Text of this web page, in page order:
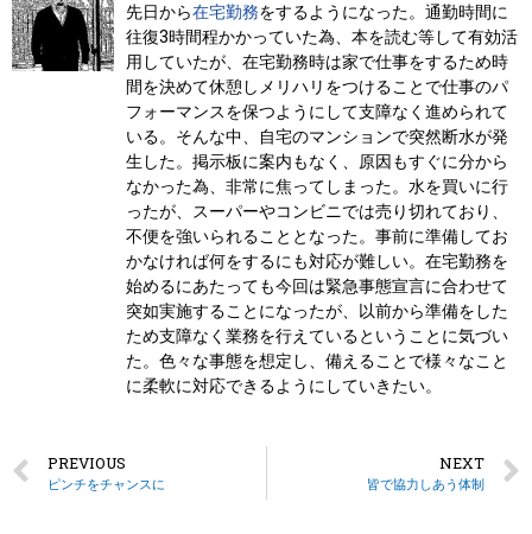
先日から在宅勤務をするようになった。通勤時間に
往復3時間程かかっていた為、本を読む等して有効活
用していたが、在宅勤務時は家で仕事をするため時
間を決めて休憩しメリハリをつけることで仕事のパ
フォーマンスを保つようにして支障なく進められて
いる。そんな中、自宅のマンションで突然断水が発
生した。掲示板に案内もなく、原因もすぐに分から
なかった為、非常に焦ってしまった。水を買いに行
ったが、スーパーやコンビニでは売り切れており、
不便を強いられることとなった。事前に準備してお
かなければ何をするにも対応が難しい。在宅勤務を
始めるにあたっても今回は緊急事態宣言に合わせて
突如実施することになったが、以前から準備をした
ため支障なく業務を行えているということに気づい
た。色々な事態を想定し、備えることで様々なこと
に柔軟に対応できるようにしていきたい。
PREVIOUS
ピンチをチャンスに
NEXT
皆で協力しあう体制